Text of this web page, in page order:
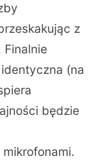
z
Finalnie
(na
będzie